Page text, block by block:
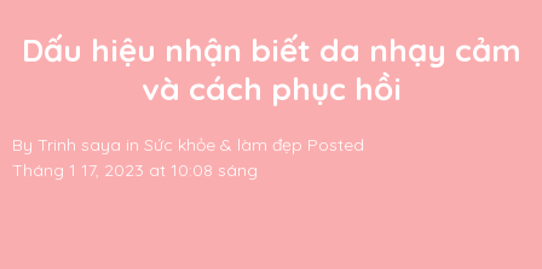
Dấu hiệu nhận biết da nhạy cảm
và cách phục hồi
By Trinh saya in Sức khỏe & làm đẹp Posted
Tháng 1 17, 2023 at 10:08 sáng